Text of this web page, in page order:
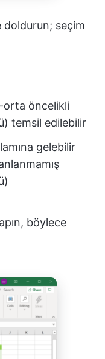
doldurun; seçim
orta öncelikli
temsil edilebilir
gelebilir
böylece